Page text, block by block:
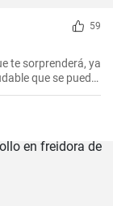
59
te sorprenderá, ya
que se puede